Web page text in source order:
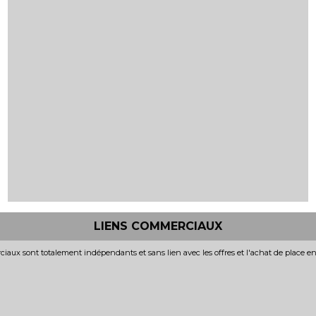
LIENS COMMERCIAUX
sont totalement indépendants et sans lien avec les offres et l'achat de place